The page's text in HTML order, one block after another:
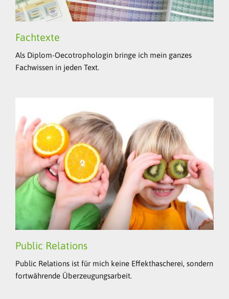
Fachtexte
Als Diplom-Oecotrophologin bringe ich mein ganzes
Fachwissen in jeden Text.
Public Relations
Public Relations ist für mich keine Effekthascherei, sondern
fortwährende Überzeugungsarbeit.